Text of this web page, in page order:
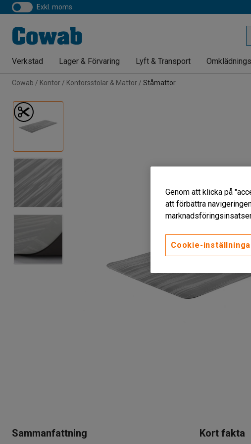
exkl. moms
Verkstad Lager & Förvaring Lyft & Transport
Cowab Kontor Kontorsstolar & Mattor Ståmattor
Sammanfattning Kort fakta
Genom att klicka på
att förbättra
Cookie-